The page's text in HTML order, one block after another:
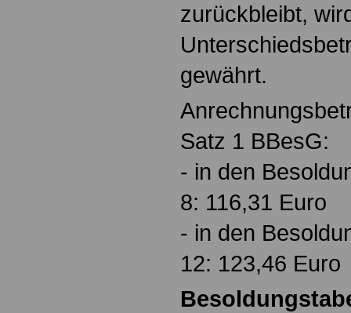
zurückbleibt,
gewährt.
Satz 1 BBesG:
- in den
8: 116,31 Euro
- in den
12: 123,46 Euro